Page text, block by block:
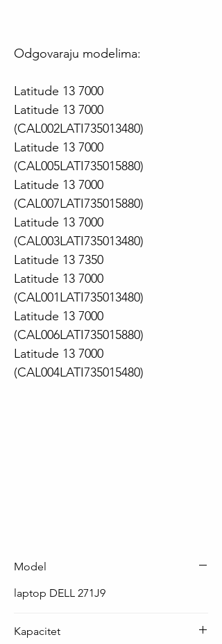
Odgovaraju modelima:
Latitude 13 7000
Latitude 13 7000
(CAL002LATI735013480)
Latitude 13 7000
(CAL005LATI735015880)
Latitude 13 7000
(CAL007LATI735015880)
Latitude 13 7000
(CAL003LATI735013480)
Latitude 13 7350
Latitude 13 7000
(CAL001LATI735013480)
Latitude 13 7000
(CAL006LATI735015880)
Latitude 13 7000
(CAL004LATI735015480)
Model
laptop DELL 271J9
Kapacitet